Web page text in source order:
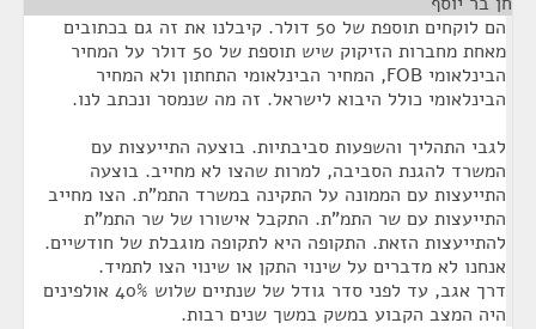
הם לוקחים תוספת של 50 דולר. קיבלנו את זה גם בכתובים
מאחת מחברות הזיקוק שיש תוספת של 50 דולר על המחיר
הבינלאומי FOB, המחיר הבינלאומי התחתון ולא המחיר
הבינלאומי כולל היבוא לישראל. זה מה שנמסר ונכתב לנו.
לגבי התהליך והשפעות סביבתיות. בוצעה התייעצות עם
המשרד להגנת הסביבה, למרות שהצו לא מחייב. בוצעה
התייעצות עם הממונה על התקינה במשרד התמ"ת. הצו מחייב
התייעצות עם שר התמ"ת. התקבל אישורו של שר התמ"ת
להתייעצות הזאת. התקופה היא לתקופה מוגבלת של חודשיים.
אנחנו לא מדברים על שינוי התקן או שינוי הצו לתמיד.
דרך אגב, עד לפני סדר גודל של שנתיים שלוש 40% אולפינים
היה המצב הקבוע במשק במשך שנים רבות.